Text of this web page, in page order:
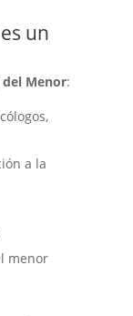
un
del Menor:
a la
menor